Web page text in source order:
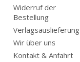
Widerruf der
Bestellung
Verlagsauslieferung
Wir über uns
Kontakt & Anfahrt